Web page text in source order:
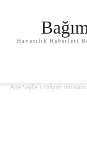
Havacılık Haberleri
Ana Sayfa Biliyor